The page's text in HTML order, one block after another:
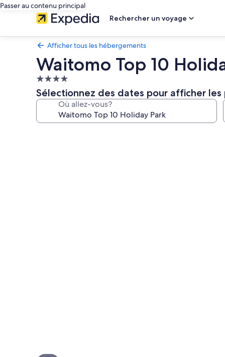
Passer au contenu principal
Rechercher un voyage
Afficher tous les hébergements
Waitomo Top 10
Hébergement
4.0 étoiles
Sélectionnez des dates pour afficher les
Où allez-vous?